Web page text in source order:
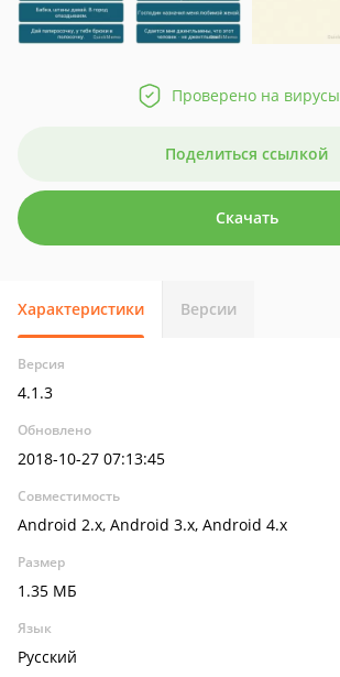
Проверено на вирусы
Поделиться ссылкой
Скачать
Характеристики Версии
Версия
4.1.3
Обновлено
2018-10-27 07:13:45
Совместимость
Android 2.x, Android 3.x, Android 4.x
Размер
1.35 МБ
Язык
Русский